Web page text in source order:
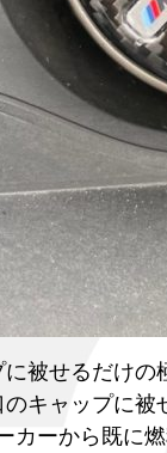
被せるだけ
キャップに被
カーから既に